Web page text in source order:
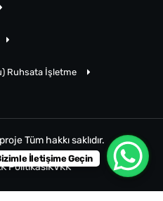
Ruhsata İşletme
Tüm hakkı saklıdır.
PolitikasıKVKK
İletişime Geçin